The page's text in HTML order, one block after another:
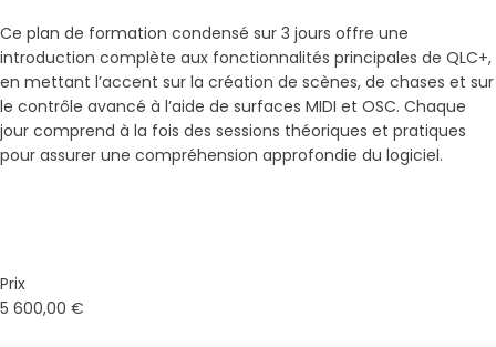
Ce plan de formation condensé sur 3 jours offre une
introduction complète aux fonctionnalités principales de QLC+,
en mettant l’accent sur la création de scènes, de chases et sur
le contrôle avancé à l’aide de surfaces MIDI et OSC. Chaque
jour comprend à la fois des sessions théoriques et pratiques
pour assurer une compréhension approfondie du logiciel.
Prix
5 600,00 €